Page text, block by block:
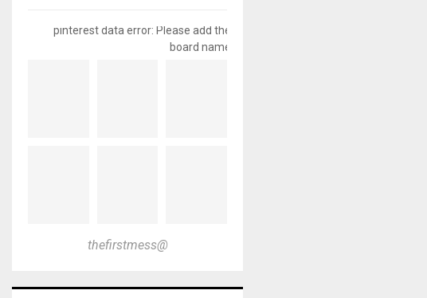
pinterest data error: Please add the
board name
@thefirstmess